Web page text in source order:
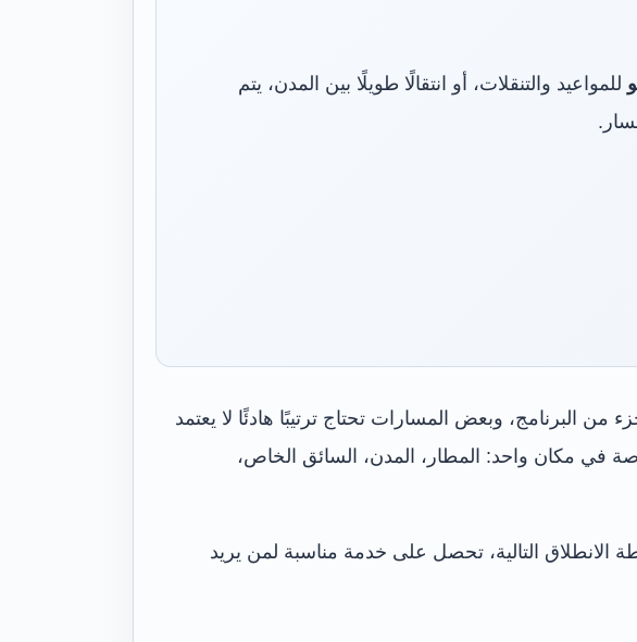
للمواعيد والتنقلات، أو انتقالًا طويلًا بين المدن، يتم
البرنامج، وبعض المسارات تحتاج ترتيبًا هادئًا لا يعتمد
في مكان واحد: المطار، المدن، السائق الخاص،
الانطلاق التالية، تحصل على خدمة مناسبة لمن يريد